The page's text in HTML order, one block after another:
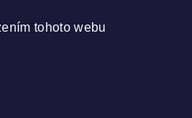
tohoto webu